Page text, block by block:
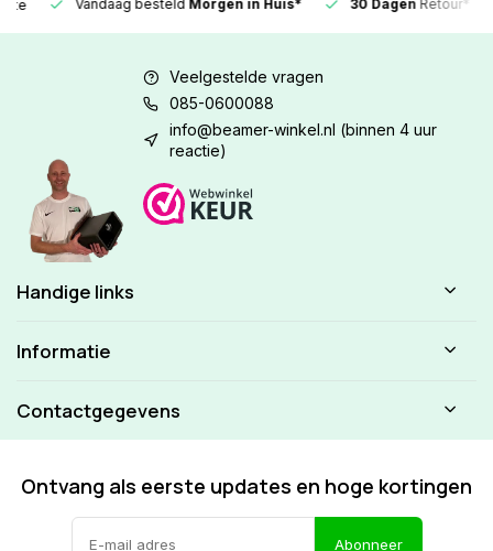
Vandaag besteldMorgen in Huis* 30 DagenRetour*
Veelgestelde vragen
085-0600088
info@beamer-winkel.nl (binnen 4 uur
reactie)
Handige links
Informatie
Contactgegevens
Ontvang als eerste updates en hoge kortingen
Abonneer